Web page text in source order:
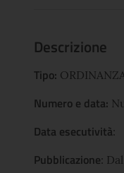
Descrizione
Tipo:
Numero e data:
Data esecutività:
Pubblicazione: